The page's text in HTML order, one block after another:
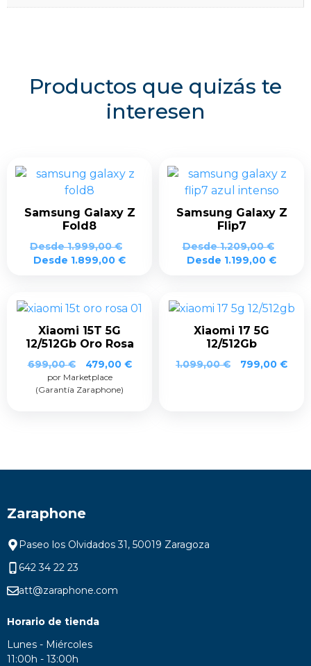
Productos que quizás te
interesen
Samsung Galaxy Z
Fold8
Desde1.999,00€
Desde 1.899,00 €
Samsung Galaxy Z
Flip7
Desde1.209,00€
Desde 1.199,00 €
Xiaomi 15T 5G
12/512Gb Oro Rosa
699,00€
El
precio
original
479,00 €El
por Marketplace
(Garantía Zaraphone)
Xiaomi 17 5G
12/512Gb
1.099,00€ 799,00 €
Zaraphone
Paseo los Olvidados 31, 50019 Zaragoza
642 34 22 23
att@zaraphone.com
Horario de tienda
Lunes - Miércoles
11:00h - 13:00h